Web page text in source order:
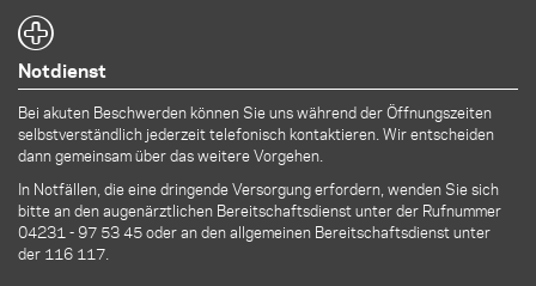
Notdienst
Bei akuten Beschwerden können Sie uns während der Öffnungszeiten
selbstverständlich jederzeit telefonisch kontaktieren. Wir entscheiden
dann gemeinsam über das weitere Vorgehen.
In Notfällen, die eine dringende Versorgung erfordern, wenden Sie sich
bitte an den augenärztlichen Bereitschaftsdienst unter der Rufnummer
04231 - 97 53 45oder an den allgemeinen Bereitschaftsdienst unter
der 116 117.